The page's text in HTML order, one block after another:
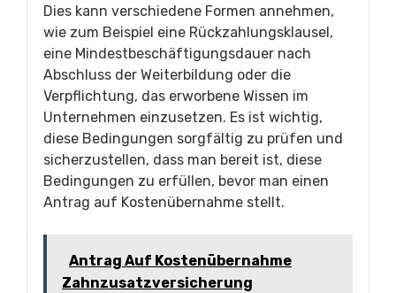
Dies kann verschiedene Formen annehmen,
wie zum Beispiel eine Rückzahlungsklausel,
eine Mindestbeschäftigungsdauer nach
Abschluss der Weiterbildung oder die
Verpflichtung, das erworbene Wissen im
Unternehmen einzusetzen. Es ist wichtig,
diese Bedingungen sorgfältig zu prüfen und
sicherzustellen, dass man bereit ist, diese
Bedingungen zu erfüllen, bevor man einen
Antrag auf Kostenübernahme stellt.
Antrag Auf Kostenübernahme
Zahnzusatzversicherung